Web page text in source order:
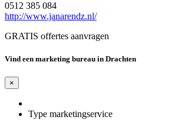
0512 385 084
http://www.janarendz.nl/
GRATIS offertes aanvragen
Vind een marketing bureau in Drachten
×
Type marketingservice